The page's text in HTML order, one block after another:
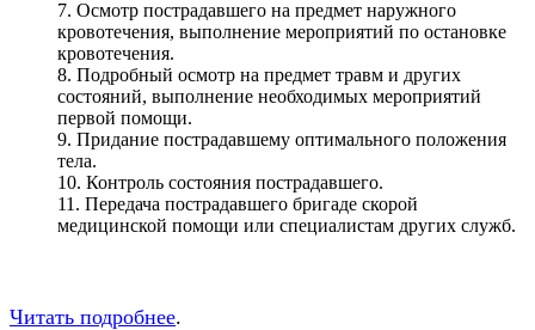
Осмотр пострадавшего на предмет наружного
кровотечения, выполнение мероприятий по остановке
кровотечения.
Подробный осмотр на предмет травм и других
состояний, выполнение необходимых мероприятий
первой помощи.
Придание пострадавшему оптимального положения
тела.
Контроль состояния пострадавшего.
Передача пострадавшего бригаде скорой
медицинской помощи или специалистам других служб.
Читать подробнее.